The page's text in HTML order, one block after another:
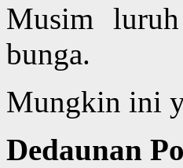
Musim
bunga.
Mungkin ini
Dedaunan